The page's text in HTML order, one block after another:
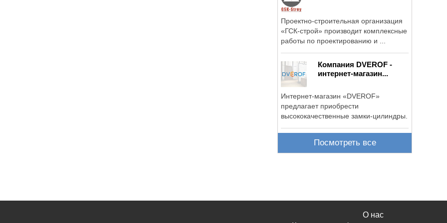
Проектно-строительная организация
«ГСК-строй» производит комплексные
работы по проектированию и ...
Компания DVEROF -
интернет-магазин...
Интернет-магазин «DVEROF»
предлагает приобрести
высококачественные замки-цилиндры.
Посмотреть все
О нас